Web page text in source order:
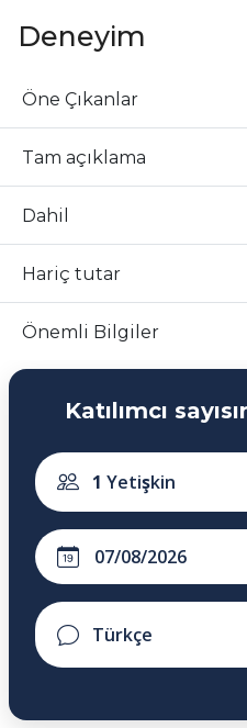
Deneyim
Öne Çıkanlar
Tam açıklama
Dahil
Hariç tutar
Önemli Bilgiler
Katılımcı
1 Yetişkin